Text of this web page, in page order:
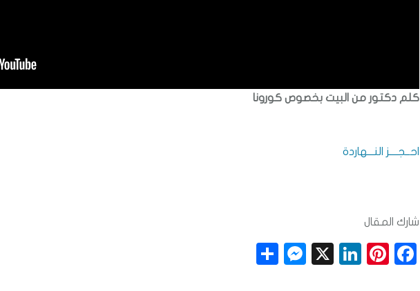
كلم دكتور من البيت بخصوص كورونا
احــجــــز النـــهاردة
شارك المقال
F
Pi
Li
X
M